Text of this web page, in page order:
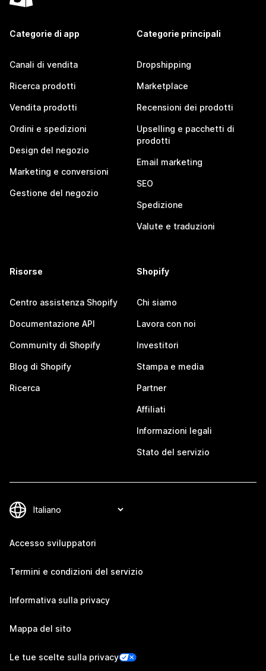
Categorie di app
Canali di vendita
Ricerca prodotti
Vendita prodotti
Ordini e spedizioni
Design del negozio
Marketing e conversioni
Gestione del negozio
Categorie principali
Dropshipping
Marketplace
Recensioni dei prodotti
Upselling e pacchetti di
prodotti
Email marketing
SEO
Spedizione
Valute e traduzioni
Risorse
Centro assistenza Shopify
Documentazione API
Community di Shopify
Blog di Shopify
Ricerca
Shopify
Chi siamo
Lavora con noi
Investitori
Stampa e media
Partner
Affiliati
Informazioni legali
Stato del servizio
Accesso sviluppatori
Termini e condizioni del servizio
Informativa sulla privacy
Mappa del sito
Le tue scelte sulla privacy